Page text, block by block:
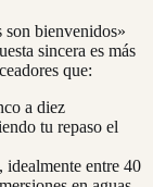
son bienvenidos»
sincera es más
que:
a diez
tu repaso el
idealmente entre 40